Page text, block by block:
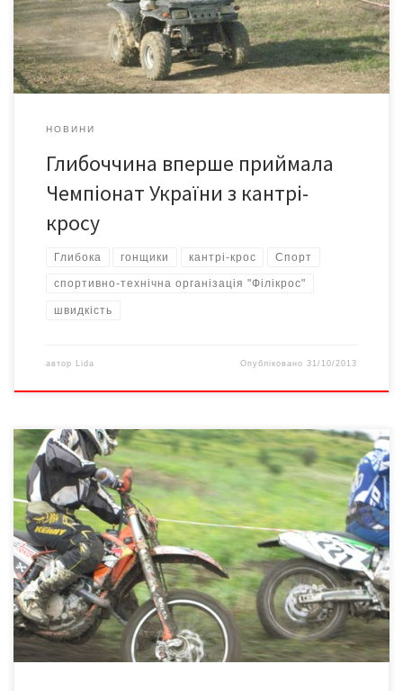
організації «Філікрос» Василя Ткачука, змагання такого рівня у
Глибокій відбулися вперше. Допомогли […]
НОВИНИ
Глибоччина вперше приймала
Чемпіонат України з кантрі-
кросу
Глибока гонщики кантрі-крос Спорт
спортивно-технічна організація "Філікрос"
швидкість
автор Lida Опубліковано31/10/2013
14 липня 2013 року на трасі туристично-розважального
комплексу «Сонячна долина», у Боянах на Новоселиччині
відбувся ІІ етап Чемпіонату України з кантрі-кросу. Змагання з
кантрі-кросу проводилися тут вже вдруге. 50 спортсменів-
екстремалів з усієї України з’їхалися на Буковину позмагатися у
швидкості. Вітер і дощ не злякали, а тільки додали гонщикам
драйву. Не […]